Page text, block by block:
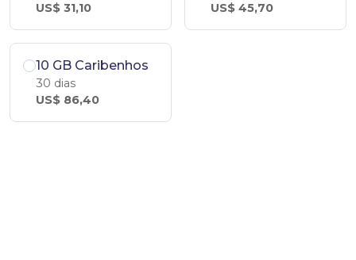
US$ 31,10
US$ 45,70
10 GB Caribenhos
30 dias
US$ 86,40